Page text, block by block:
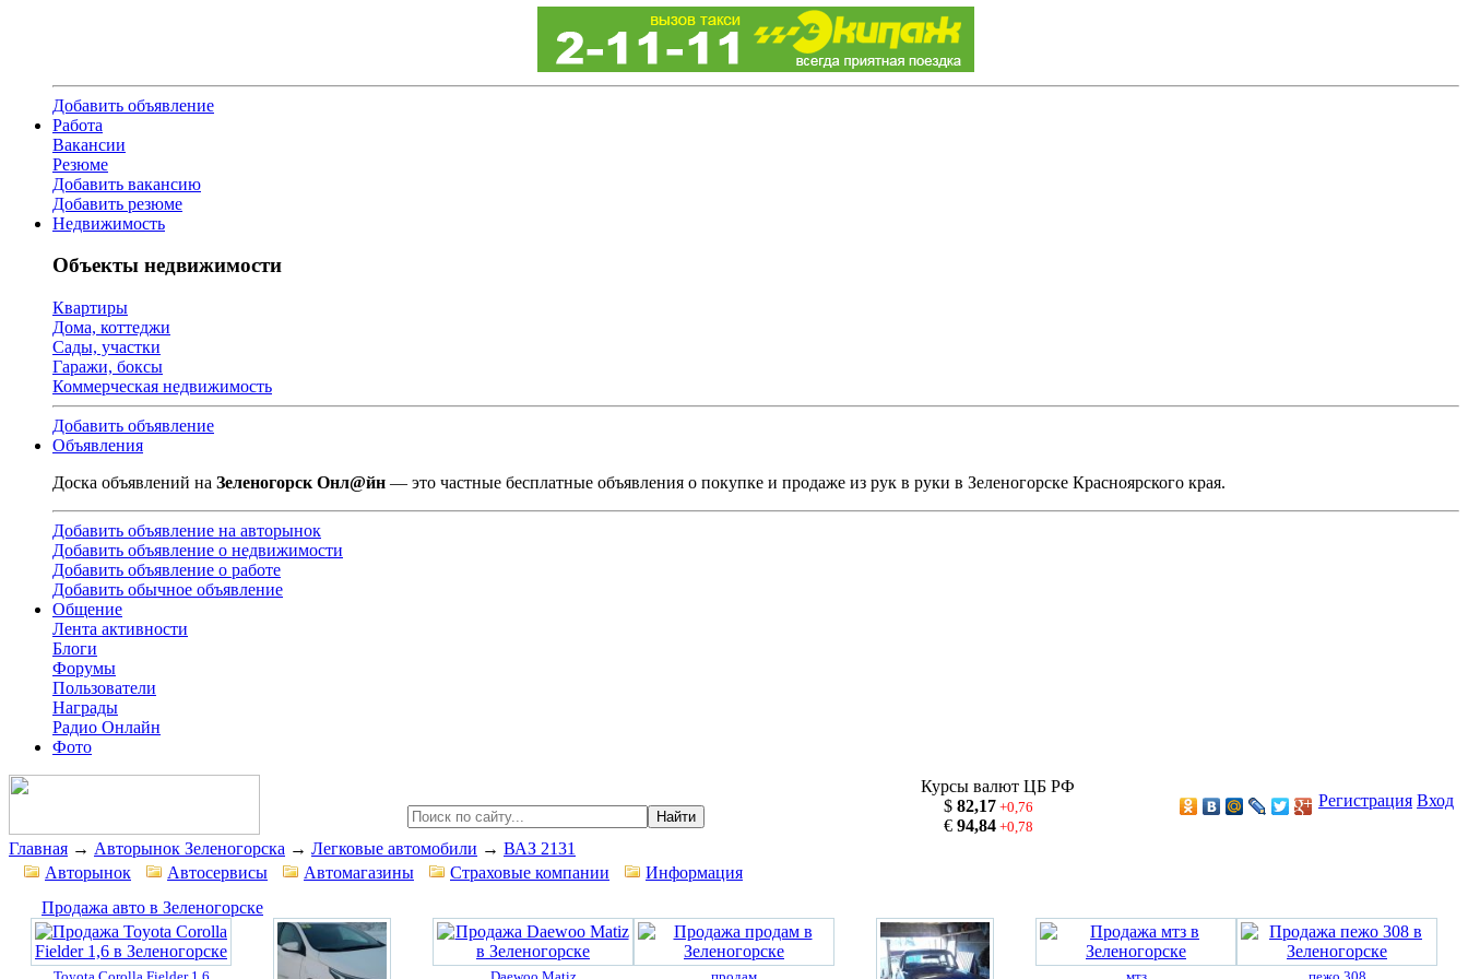
Добавить объявление
Работа
Вакансии
Резюме
Добавить вакансию
Добавить резюме
Недвижимость
Объекты недвижимости
Квартиры
Дома, коттеджи
Сады, участки
Гаражи, боксы
Коммерческая недвижимость
Добавить объявление
Объявления
Доска объявлений на Зеленогорск Онл@йн — это частные бесплатные объявления о покупке и продаже из рук в руки в Зеленогорске Красноярского края.
Добавить объявление на авторынок
Добавить объявление о недвижимости
Добавить объявление о работе
Добавить обычное объявление
Общение
Лента активности
Блоги
Форумы
Пользователи
Награды
Радио Онлайн
Фото
Найти
Курсы валют ЦБ РФ
$ 82,17+0,76
€ 94,84+0,78
Регистрация Вход
Главная → Авторынок Зеленогорска → Легковые автомобили → ВАЗ 2131
Авторынок
Автосервисы Автомагазины Страховые компании
Информация
Продажа авто в Зеленогорске